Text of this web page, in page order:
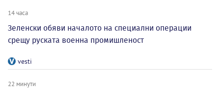
14 часа
Зеленски обяви началото на специални операции
срещу руската военна промишленост
vesti
22 минути